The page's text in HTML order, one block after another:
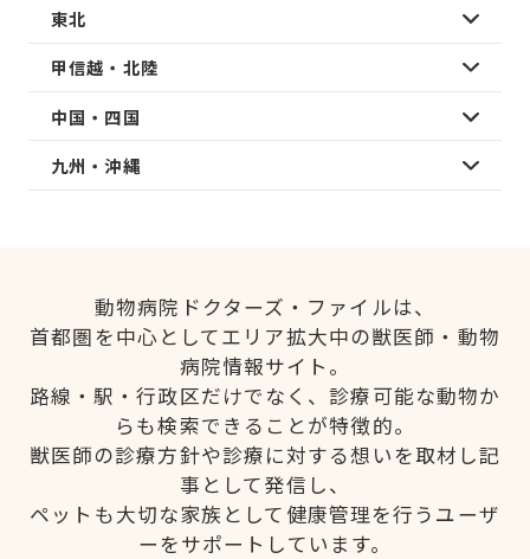
東北
甲信越・北陸
中国・四国
九州・沖縄
動物病院ドクターズ・ファイルは、
首都圏を中心としてエリア拡大中の獣医師・動物
病院情報サイト。
路線・駅・行政区だけでなく、診療可能な動物か
らも検索できることが特徴的。
獣医師の診療方針や診療に対する想いを取材し記
事として発信し、
ペットも大切な家族として健康管理を行うユーザ
ーをサポートしています。